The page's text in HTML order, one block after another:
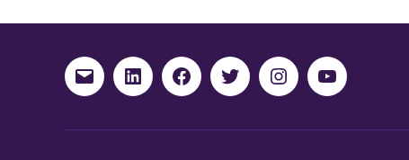
E-
LinkedinFacebookTwitterInstagramYoutube